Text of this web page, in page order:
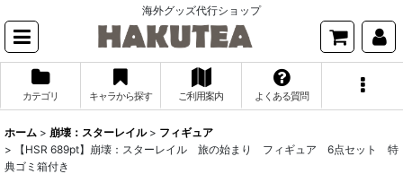
海外グッズ代行ショップ
カテゴリ キャラから探す ご利用案内 よくある質問
ホーム > 崩壊：スターレイル > フィギュア
>
【HSR 689pt】崩壊：スターレイル 旅の始まり フィギュア 6点セット 特
典ゴミ箱付き